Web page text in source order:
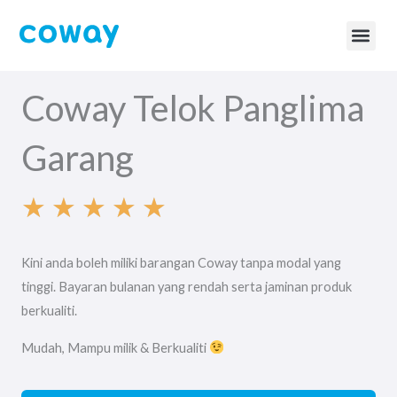
Coway Telok Panglima
Garang
★ ★ ★ ★ ★
a
Kini anda boleh miliki barangan Coway tanpa modal yang
tinggi. Bayaran bulanan yang rendah serta jaminan produk
berkualiti.
Mudah, Mampu milik & Berkualiti